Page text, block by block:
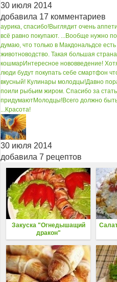
30 июля 2014
добавила 17 комментариев
аурика, спасибо!Выглядит очень
всё равно покупают. ...Вообще нужно
думаю, что только в Макдональдсе
животноводство. Такая большая
кошмарИнтересное нововведение!
люди будут покупать себе смартфон
вкусный! Кулинары молодцы!Давно
поили рыбьим жиром. Спасибо за
придумаютМолодцы!Всего должно
...Красота!
30 июля 2014
добавила 7 рецептов
Закуска "Огнедышащий
дракон"